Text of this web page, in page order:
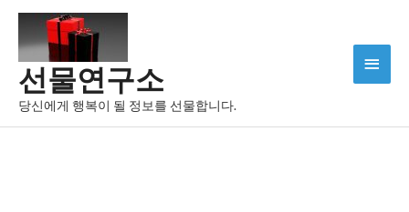
너
선물연구소
당신에게 행복이 될 정보를 선물합니다.
메
메